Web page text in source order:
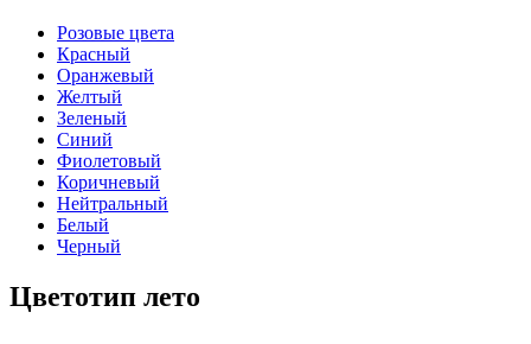
Розовые цвета
Красный
Оранжевый
Желтый
Зеленый
Синий
Фиолетовый
Коричневый
Нейтральный
Белый
Черный
Цветотип лето